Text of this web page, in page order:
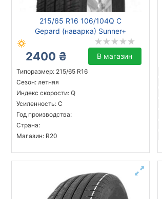
215/65 R16 106/104Q C
Gepard (наварка) Sunner+
2400 ₴ В магазин
Типоразмер: 215/65 R16
Сезон: летняя
Индекс скорости: Q
Усиленность: C
Год производства:
Страна:
Магазин: R20